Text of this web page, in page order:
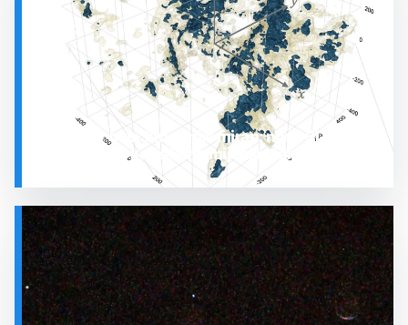
SVEMIR
Prostor oko Sunca nije miran: nova 3D karta
otkrila plin koji stalno mijenja stanje